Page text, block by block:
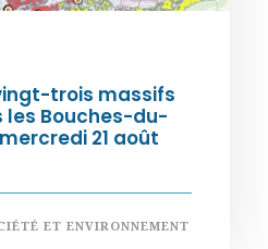
trois massifs
Bouches-du-
21 août
ET ENVIRONNEMENT